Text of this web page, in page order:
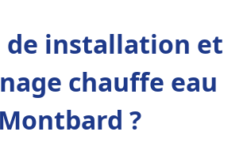
de installation et
chauffe eau
Montbard ?